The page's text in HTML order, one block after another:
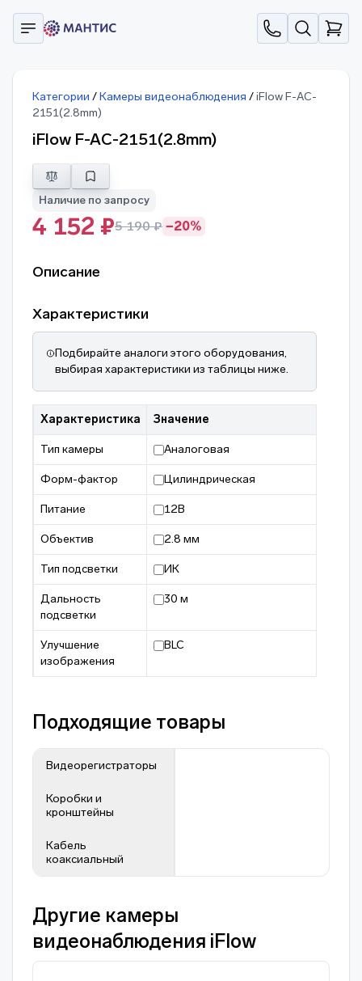
Категории /Камеры видеонаблюдения /iFlow F-AC-
2151(2.8mm)
iFlow F-AC-2151(2.8mm)
Наличие по запросу
4 152 ₽5 190 ₽ −20%
Описание
Характеристики
Подбирайте аналоги этого оборудования,
выбирая характеристики из таблицы ниже.
Характеристика Значение
Тип камеры Аналоговая
Форм-фактор Цилиндрическая
Питание 12В
Объектив 2.8 мм
Тип подсветки ИК
Дальность
подсветки
30 м
Улучшение
изображения
BLC
Подходящие товары
Видеорегистраторы
Коробки и
кронштейны
Кабель
коаксиальный
Другие камеры
видеонаблюдения iFlow